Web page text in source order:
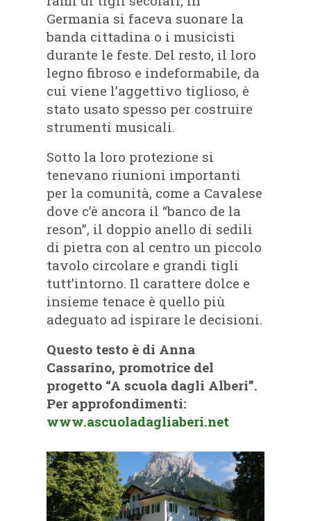
Germania si faceva suonare la
banda cittadina o i musicisti
durante le feste. Del resto, il loro
legno fibroso e indeformabile, da
cui viene l’aggettivo tiglioso, è
stato usato spesso per costruire
strumenti musicali.
Sotto la loro protezione si
tenevano riunioni importanti
per la comunità, come a Cavalese
dove c’è ancora il “banco de la
reson”, il doppio anello di sedili
di pietra con al centro un piccolo
tavolo circolare e grandi tigli
tutt’intorno. Il carattere dolce e
insieme tenace è quello più
adeguato ad ispirare le decisioni.
Questo testo è di Anna
Cassarino, promotrice del
progetto “A scuola dagli Alberi”.
Per approfondimenti:
www.ascuoladagliaberi.net